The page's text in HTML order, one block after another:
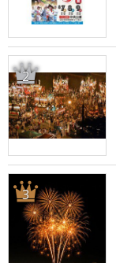
2
3